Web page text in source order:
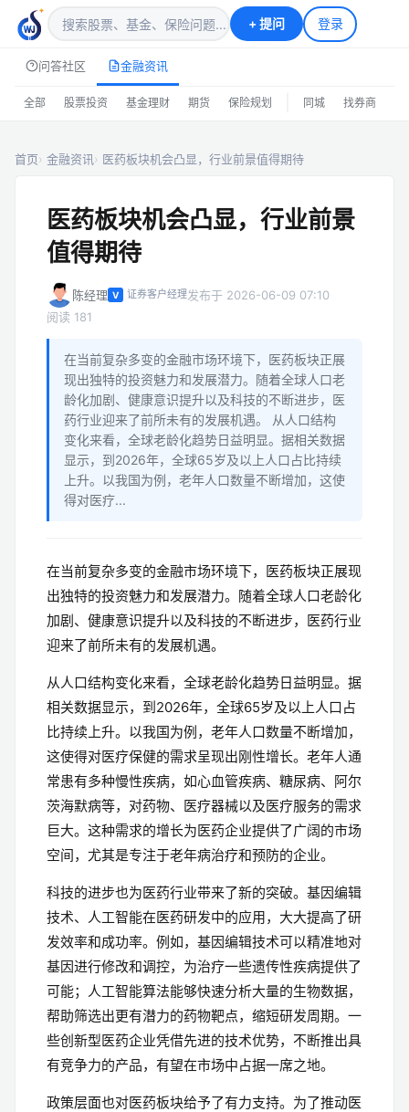
+提问 登录
问答社区 金融资讯
全部 股票投资 基金理财 期货 保险规划 同城 找券商
首页 金融资讯 医药板块机会凸显，行业前景值得期待
医药板块机会凸显，行业前景
值得期待
陈经理 V 证券客户经理发布于 2026-06-09 07:10
阅读 181
在当前复杂多变的金融市场环境下，医药板块正展
现出独特的投资魅力和发展潜力。随着全球人口老
龄化加剧、健康意识提升以及科技的不断进步，医
药行业迎来了前所未有的发展机遇。 从人口结构
变化来看，全球老龄化趋势日益明显。据相关数据
显示，到2026年，全球65岁及以上人口占比持续
上升。以我国为例，老年人口数量不断增加，这使
得对医疗...
在当前复杂多变的金融市场环境下，医药板块正展现
出独特的投资魅力和发展潜力。随着全球人口老龄化
加剧、健康意识提升以及科技的不断进步，医药行业
迎来了前所未有的发展机遇。
从人口结构变化来看，全球老龄化趋势日益明显。据
相关数据显示，到2026年，全球65岁及以上人口占
比持续上升。以我国为例，老年人口数量不断增加，
这使得对医疗保健的需求呈现出刚性增长。老年人通
常患有多种慢性疾病，如心血管疾病、糖尿病、阿尔
茨海默病等，对药物、医疗器械以及医疗服务的需求
巨大。这种需求的增长为医药企业提供了广阔的市场
空间，尤其是专注于老年病治疗和预防的企业。
科技的进步也为医药行业带来了新的突破。基因编辑
技术、人工智能在医药研发中的应用，大大提高了研
发效率和成功率。例如，基因编辑技术可以精准地对
基因进行修改和调控，为治疗一些遗传性疾病提供了
可能；人工智能算法能够快速分析大量的生物数据，
帮助筛选出更有潜力的药物靶点，缩短研发周期。一
些创新型医药企业凭借先进的技术优势，不断推出具
有竞争力的产品，有望在市场中占据一席之地。
政策层面也对医药板块给予了有力支持。为了推动医